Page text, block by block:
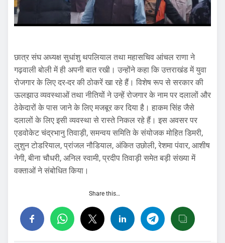
छात्र संघ अध्यक्ष सुधांशु थपलियाल तथा महासचिव आंचल राणा ने
गढ़वाली बोली में ही अपनी बात रखी। उन्होंने कहा कि उत्तराखंड में युवा
रोजगार के लिए दर-दर की ठोकरें खा रहे हैं। विशेष रूप से सरकार की
ऊलझाउ व्यवस्थाओं तथा नीतियों ने उन्हें रोजगार के नाम पर दलालों और
ठेकेदारों के पास जाने के लिए मजबूर कर दिया है। हाकम सिंह जैसे
दलालों के लिए इसी व्यवस्था से रास्ते निकल रहे हैं। इस अवसर पर
एडवोकेट चंद्रभानु तिवाड़ी, समन्वय समिति के संयोजक मोहित डिमरी,
लुशुन टोडरियाल, प्रांजल नौडियाल, अंकित उछोली, रेशमा पंवार, आशीष
नेगी, बीना चौधरी, अनिल स्वामी, प्रदीप तिवाड़ी समेत बड़ी संख्या में
वक्ताओं ने संबोधित किया।
Share this…